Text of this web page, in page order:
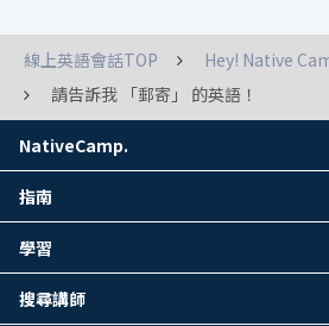
線上英語會話TOP
Hey! Native
請告訴我 「郵寄」 的英語！
NativeCamp.
指南
學習
搜尋講師